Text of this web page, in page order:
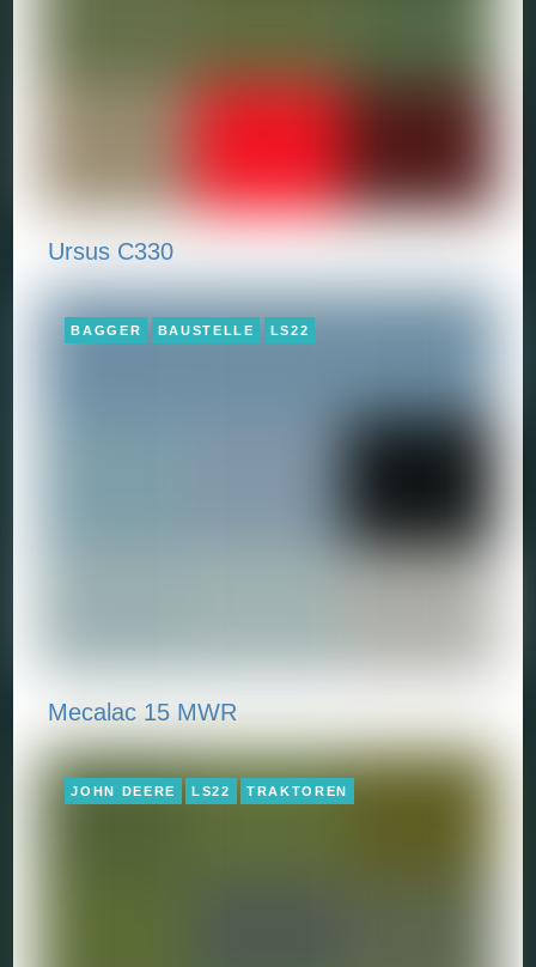
Ursus C330
BAGGER BAUSTELLE LS22
Mecalac 15 MWR
JOHN DEERE LS22 TRAKTOREN